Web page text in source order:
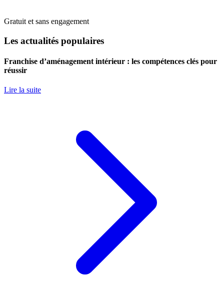
Gratuit et sans engagement
Les actualités populaires
Franchise d’aménagement intérieur : les compétences clés pour
réussir
Lire la suite